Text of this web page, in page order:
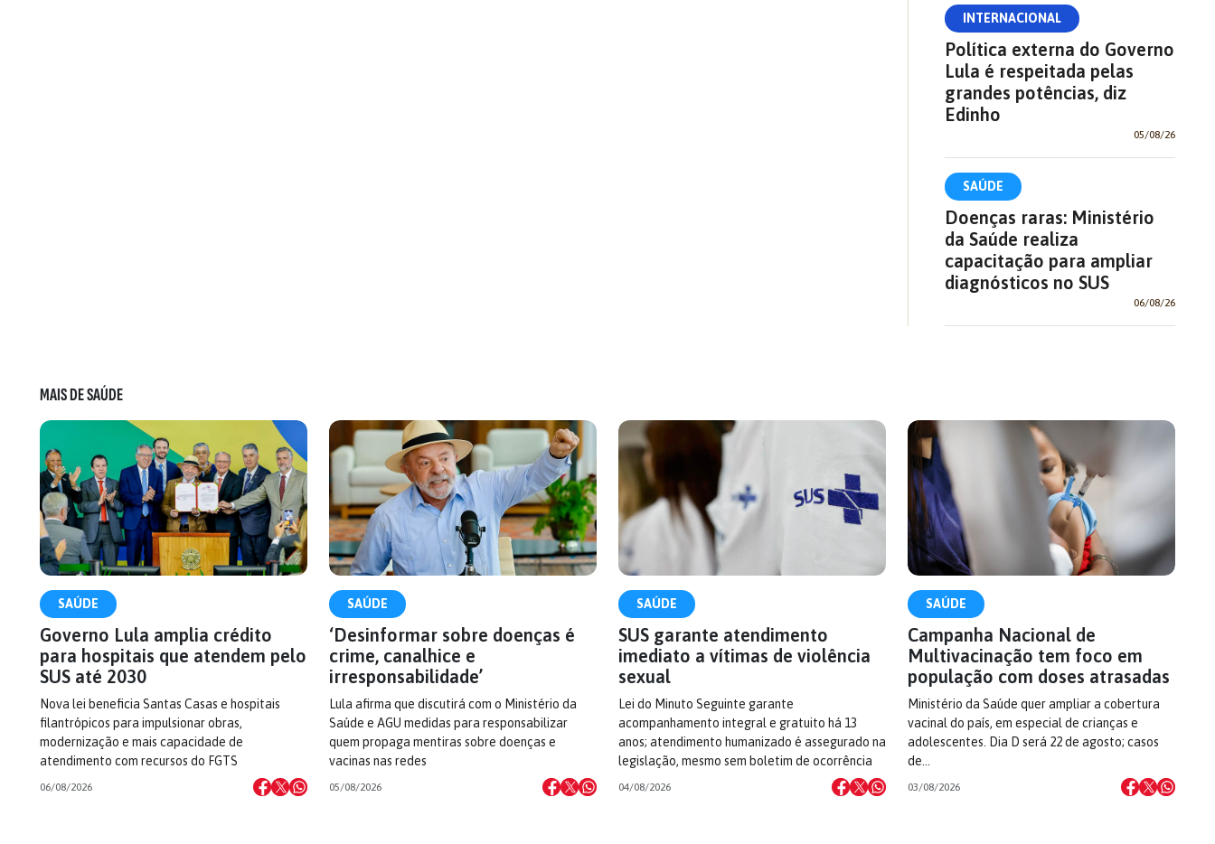
INTERNACIONAL
Política externa do Governo
Lula é respeitada pelas
grandes potências, diz
Edinho
05/08/26
SAÚDE
Doenças raras: Ministério
da Saúde realiza
capacitação para ampliar
diagnósticos no SUS
06/08/26
MAIS DE SAÚDE
SAÚDE
Governo Lula amplia crédito
para hospitais que atendem pelo
SUS até 2030
Nova lei beneficia Santas Casas e hospitais
filantrópicos para impulsionar obras,
modernização e mais capacidade de
atendimento com recursos do FGTS
06/08/2026
SAÚDE
‘Desinformar sobre doenças é
crime, canalhice e
irresponsabilidade’
Lula afirma que discutirá com o Ministério da
Saúde e AGU medidas para responsabilizar
quem propaga mentiras sobre doenças e
vacinas nas redes
05/08/2026
SAÚDE
SUS garante atendimento
imediato a vítimas de violência
sexual
Lei do Minuto Seguinte garante
acompanhamento integral e gratuito há 13
anos; atendimento humanizado é assegurado na
legislação, mesmo sem boletim de ocorrência
04/08/2026
SAÚDE
Campanha Nacional de
Multivacinação tem foco em
população com doses atrasadas
Ministério da Saúde quer ampliar a cobertura
vacinal do país, em especial de crianças e
adolescentes. Dia D será 22 de agosto; casos
de…
03/08/2026